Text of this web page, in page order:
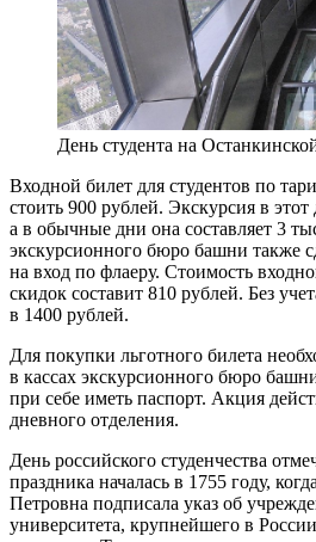
День студента на
Входной билет для студентов по
стоить 900 рублей. Экскурсия в этот
а в обычные дни она составляет 3
экскурсионного бюро башни также
на вход по флаеру. Стоимость
скидок составит 810 рублей. Без
в 1400 рублей.
Для покупки льготного билета
в кассах экскурсионного бюро
при себе иметь паспорт. Акция
дневного отделения.
День российского студенчества
праздника началась в 1755 году,
Петровна подписала указ об
университета, крупнейшего в